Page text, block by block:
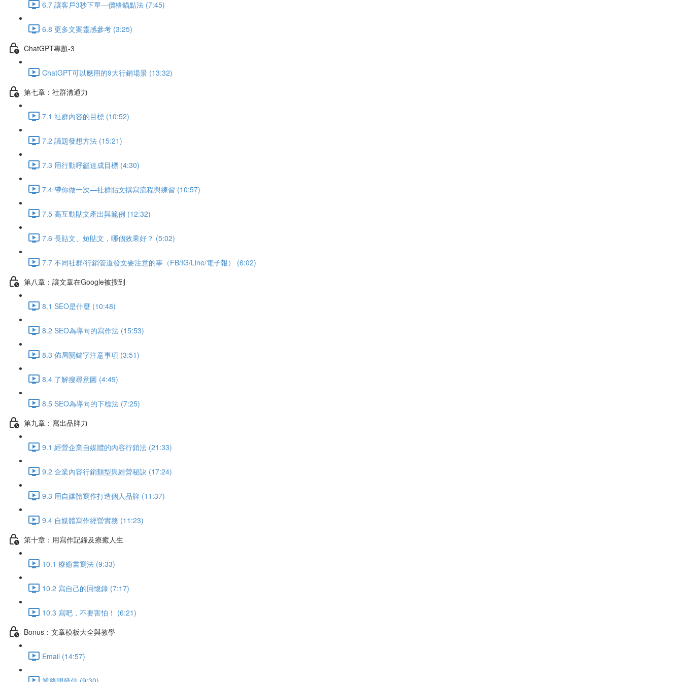
6.7 讓客戶3秒下單—價格錨點法 (7:45)
6.8 更多文案靈感參考 (3:25)
ChatGPT專題-3
ChatGPT可以應用的9大行銷場景 (13:32)
第七章：社群溝通力
7.1 社群內容的目標 (10:52)
7.2 議題發想方法 (15:21)
7.3 用行動呼籲達成目標 (4:30)
7.4 帶你做一次—社群貼文撰寫流程與練習 (10:57)
7.5 高互動貼文產出與範例 (12:32)
7.6 長貼文、短貼文，哪個效果好？ (5:02)
7.7 不同社群/行銷管道發文要注意的事（FB/IG/Line/電子報） (6:02)
第八章：讓文章在Google被搜到
8.1 SEO是什麼 (10:48)
8.2 SEO為導向的寫作法 (15:53)
8.3 佈局關鍵字注意事項 (3:51)
8.4 了解搜尋意圖 (4:49)
8.5 SEO為導向的下標法 (7:25)
第九章：寫出品牌力
9.1 經營企業自媒體的內容行銷法 (21:33)
9.2 企業內容行銷類型與經營秘訣 (17:24)
9.3 用自媒體寫作打造個人品牌 (11:37)
9.4 自媒體寫作經營實務 (11:23)
第十章：用寫作記錄及療癒人生
10.1 療癒書寫法 (9:33)
10.2 寫自己的回憶錄 (7:17)
10.3 寫吧，不要害怕！ (6:21)
Bonus：文章模板大全與教學
Email (14:57)